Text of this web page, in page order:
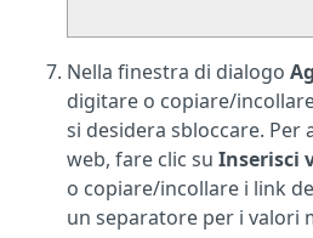
Nella finestra di dialogo
digitare o copiare/
si desidera sbloccare. Per
web, fare clic su Inserisci
o copiare/incollare i link
un separatore per i valori